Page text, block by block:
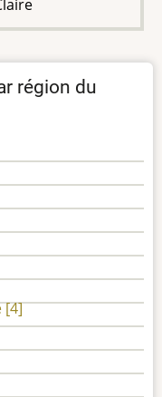
région du
[4]